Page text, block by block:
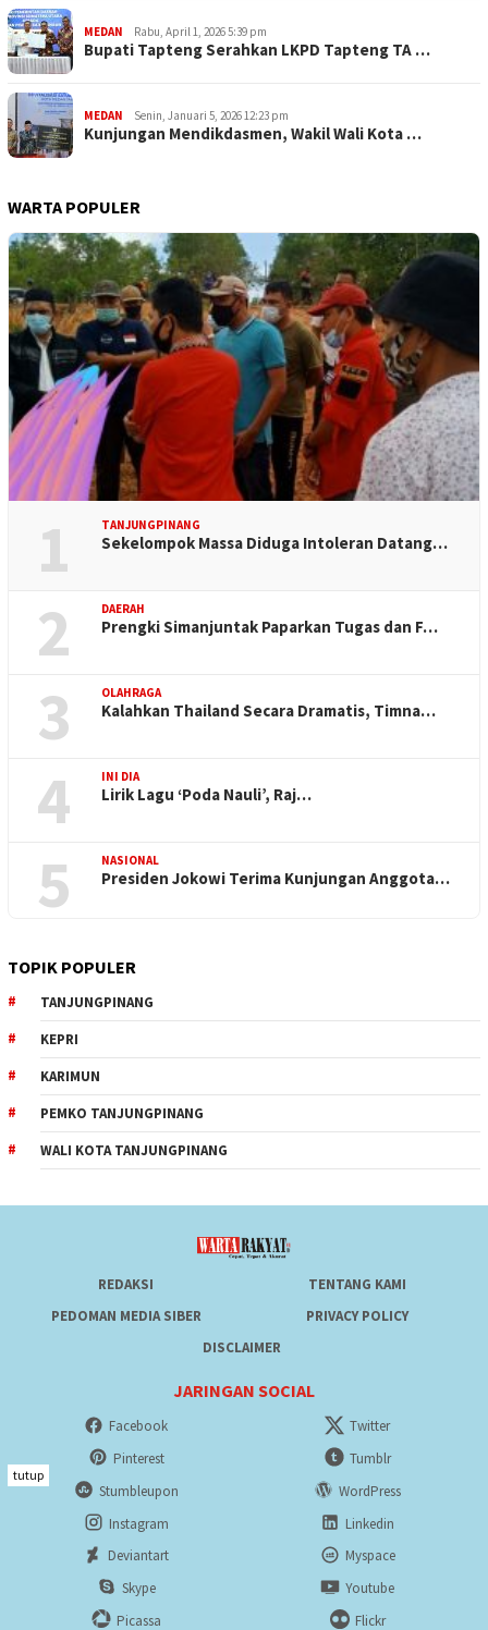
MEDAN Rabu, April 1, 2026 5:39 pm
Bupati Tapteng Serahkan LKPD Tapteng TA …
MEDAN Senin, Januari 5, 2026 12:23 pm
Kunjungan Mendikdasmen, Wakil Wali Kota …
WARTA POPULER
1 TANJUNGPINANG
Sekelompok Massa Diduga Intoleran Datang…
2 DAERAH
Prengki Simanjuntak Paparkan Tugas dan F…
3 OLAHRAGA
Kalahkan Thailand Secara Dramatis, Timna…
4 INI DIA
Lirik Lagu ‘Poda Nauli’, Raj…
5 NASIONAL
Presiden Jokowi Terima Kunjungan Anggota…
TOPIK POPULER
TANJUNGPINANG
KEPRI
KARIMUN
PEMKO TANJUNGPINANG
WALI KOTA TANJUNGPINANG
REDAKSI
TENTANG KAMI
PEDOMAN MEDIA SIBER
PRIVACY POLICY
DISCLAIMER
JARINGAN SOCIAL
Facebook
Twitter
Pinterest
Tumblr
Stumbleupon
WordPress
Instagram
Linkedin
Deviantart
Myspace
Skype
Youtube
Picassa
Flickr
tutup